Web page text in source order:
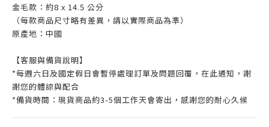
金毛款：約8 x 14.5 公分
（每款商品尺寸略有差異，請以實際商品為準）
原產地：中國
【客服與備貨說明】
*每週六日及國定假日會暫停處理訂單及問題回覆，在此通知，謝
謝您的體諒與配合
*備貨時間：現貨商品約3-5個工作天會寄出，感謝您的耐心久候